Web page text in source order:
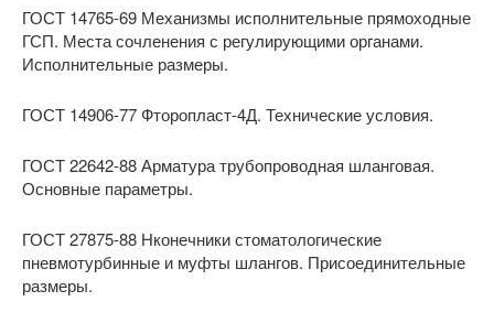
ГОСТ 14765-69 Механизмы исполнительные прямоходные
ГСП. Места сочленения с регулирующими органами.
Исполнительные размеры.
ГОСТ 14906-77 Фторопласт-4Д. Технические условия.
ГОСТ 22642-88 Арматура трубопроводная шланговая.
Основные параметры.
ГОСТ 27875-88 Нконечники стоматологические
пневмотурбинные и муфты шлангов. Присоединительные
размеры.